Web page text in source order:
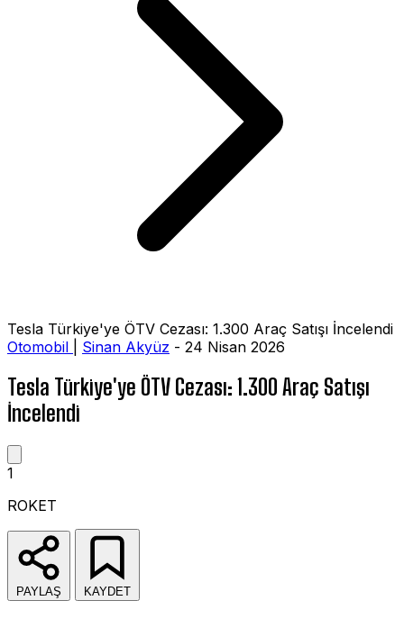
Tesla Türkiye'ye ÖTV Cezası: 1.300 Araç Satışı İncelendi
Otomobil
Sinan Akyüz - 24 Nisan 2026
Tesla Türkiye'ye ÖTV Cezası: 1.300 Araç Satışı
İncelendi
1
ROKET
PAYLAŞ KAYDET